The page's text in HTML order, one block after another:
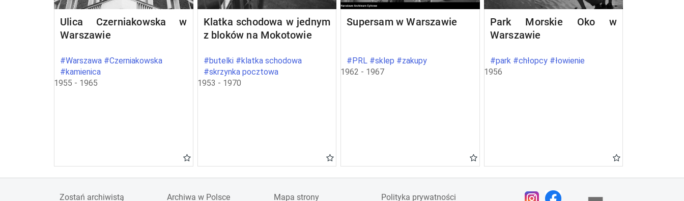
Ulica Czerniakowska w
Warszawie
#Warszawa #Czerniakowska
#kamienica
1955 - 1965
Klatka schodowa w jednym
z bloków na Mokotowie
#butelki #klatka schodowa
#skrzynka pocztowa
1953 - 1970
Supersam w Warszawie
#PRL #sklep #zakupy
1962 - 1967
Park Morskie Oko w
Warszawie
#park #chłopcy #łowienie
1956
Zostań archiwistą Archiwa w Polsce Mapa strony Polityka prywatności